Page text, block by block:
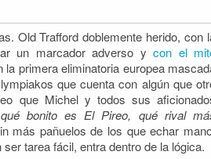
Old Trafford doblemente herido, con
un marcador adverso ycon el
la primera eliminatoria europea
que cuenta con algún que
que Michel y todos sus
qué bonito es El Pireo, qué rival
más pañuelos de los que echar
tarea fácil, entra dentro de la lógica.